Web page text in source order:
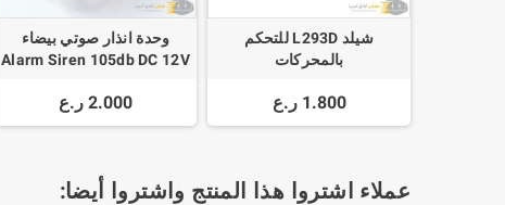
شيلد L293D للتحكم
بالمحركات
1.800 ر.ع
وحدة انذار صوتي بيضاء
Alarm Siren 105db DC 12V
2.000 ر.ع
عملاء اشتروا هذا المنتج واشتروا أيضا: